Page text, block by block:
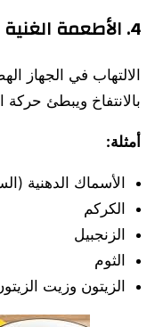
4. الأطعمة الغنية بمركبات تقلل الالتهاب
الالتهاب في الجهاز
بالانتفاخ ويبطئ حركة
أمثلة:
الأسماك الدهنية
الكركم
الزنجبيل
الثوم
الزيتون وزيت